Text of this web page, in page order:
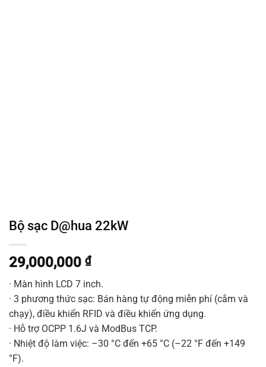
Bộ sạc D@hua 22kW
29,000,000 ₫
· Màn hình LCD 7 inch.
· 3 phương thức sạc: Bán hàng tự động miễn phí (cắm và
chạy), điều khiển RFID và điều khiển ứng dụng.
· Hỗ trợ OCPP 1.6J và ModBus TCP.
· Nhiệt độ làm việc: –30 °C đến +65 °C (–22 °F đến +149
°F).